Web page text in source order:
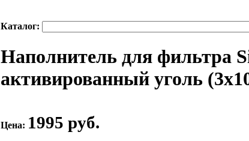
Каталог:
Наполнитель для фильтра
активированный уголь
Цена: 1995 руб.